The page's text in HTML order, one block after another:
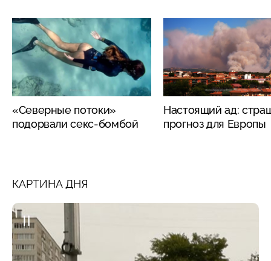
«Северные потоки»
подорвали секс-бомбой
Настоящий ад:
прогноз для Европы
КАРТИНА ДНЯ